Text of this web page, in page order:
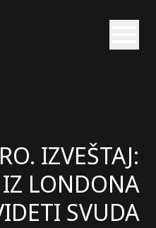
IZVEŠTAJ:
LONDONA
SVUDA